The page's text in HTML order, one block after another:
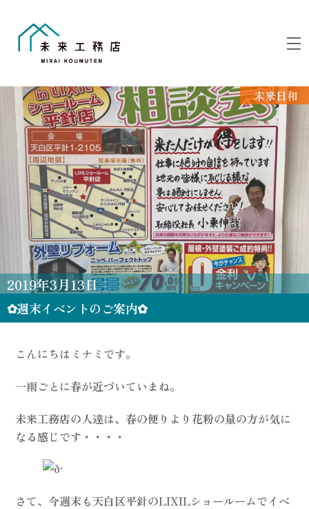
未来日和
2019年3月13日
✿週末イベントのご案内✿
こんにちはミナミです。
一雨ごとに春が近づいていまね。
未来工務店の人達は、春の便りより花粉の量の方が気に
なる感じです・・・・
さて、今週末も天白区平針のLIXILショールームでイベ